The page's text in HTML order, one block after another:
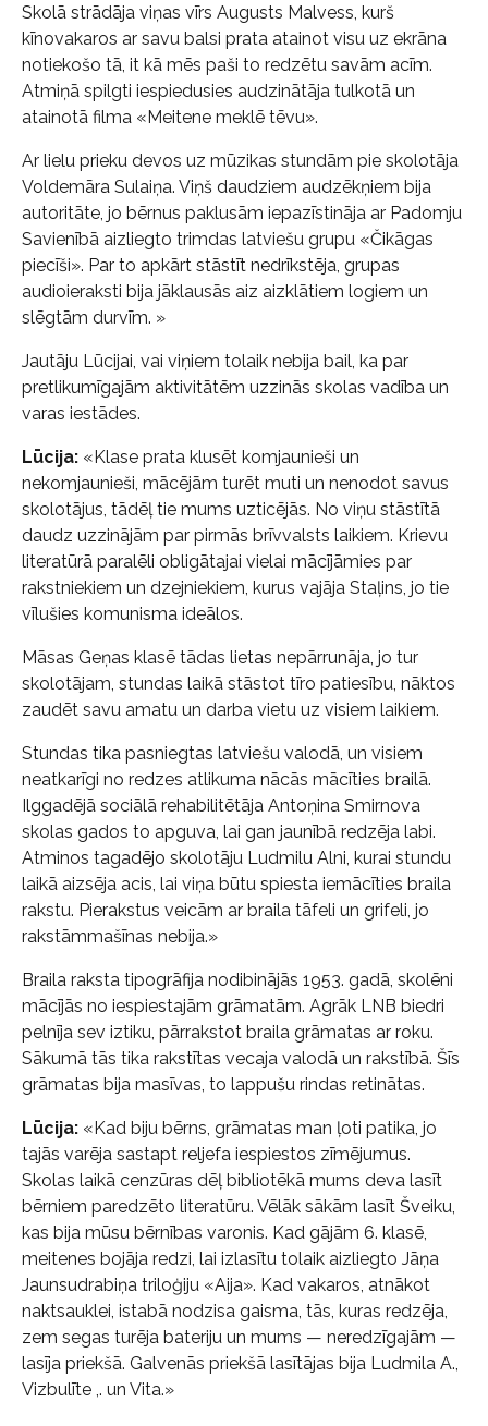
Skolā strādāja viņas vīrs Augusts Malvess, kurš
kīnovakaros ar savu balsi prata atainot visu uz ekrāna
notiekošo tā, it kā mēs paši to redzētu savām acīm.
Atmiņā spilgti iespiedusies audzinātāja tulkotā un
atainotā filma «Meitene meklē tēvu».
Ar lielu prieku devos uz mūzikas stundām pie skolotāja
Voldemāra Sulaiņa. Viņš daudziem audzēkņiem bija
autoritāte, jo bērnus paklusām iepazīstināja ar Padomju
Savienībā aizliegto trimdas latviešu grupu «Čikāgas
piecīši». Par to apkārt stāstīt nedrīkstēja, grupas
audioieraksti bija jāklausās aiz aizklātiem logiem un
slēgtām durvīm. »
Jautāju Lūcijai, vai viņiem tolaik nebija bail, ka par
pretlikumīgajām aktivitātēm uzzinās skolas vadība un
varas iestādes.
Lūcija: «Klase prata klusēt komjaunieši un
nekomjaunieši, mācējām turēt muti un nenodot savus
skolotājus, tādēļ tie mums uzticējās. No viņu stāstītā
daudz uzzinājām par pirmās brīvvalsts laikiem. Krievu
literatūrā paralēli obligātajai vielai mācījāmies par
rakstniekiem un dzejniekiem, kurus vajāja Staļins, jo tie
vīlušies komunisma ideālos.
Māsas Geņas klasē tādas lietas nepārrunāja, jo tur
skolotājam, stundas laikā stāstot tīro patiesību, nāktos
zaudēt savu amatu un darba vietu uz visiem laikiem.
Stundas tika pasniegtas latviešu valodā, un visiem
neatkarīgi no redzes atlikuma nācās mācīties brailā.
Ilggadējā sociālā rehabilitētāja Antoņina Smirnova
skolas gados to apguva, lai gan jaunībā redzēja labi.
Atminos tagadējo skolotāju Ludmilu Alni, kurai stundu
laikā aizsēja acis, lai viņa būtu spiesta iemācīties braila
rakstu. Pierakstus veicām ar braila tāfeli un grifeli, jo
rakstāmmašīnas nebija.»
Braila raksta tipogrāfija nodibinājās 1953. gadā, skolēni
mācījās no iespiestajām grāmatām. Agrāk LNB biedri
pelnīja sev iztiku, pārrakstot braila grāmatas ar roku.
Sākumā tās tika rakstītas vecaja valodā un rakstībā. Šīs
grāmatas bija masīvas, to lappušu rindas retinātas.
Lūcija: «Kad biju bērns, grāmatas man ļoti patika, jo
tajās varēja sastapt reljefa iespiestos zīmējumus.
Skolas laikā cenzūras dēļ bibliotēkā mums deva lasīt
bērniem paredzēto literatūru. Vēlāk sākām lasīt Šveiku,
kas bija mūsu bērnības varonis. Kad gājām 6. klasē,
meitenes bojāja redzi, lai izlasītu tolaik aizliegto Jāņa
Jaunsudrabiņa triloģiju «Aija». Kad vakaros, atnākot
naktsauklei, istabā nodzisa gaisma, tās, kuras redzēja,
zem segas turēja bateriju un mums — neredzīgajām —
lasīja priekšā. Galvenās priekšā lasītājas bija Ludmila A.,
Vizbulīte ,. un Vita.»